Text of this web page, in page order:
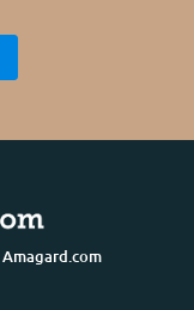
Amagard.com